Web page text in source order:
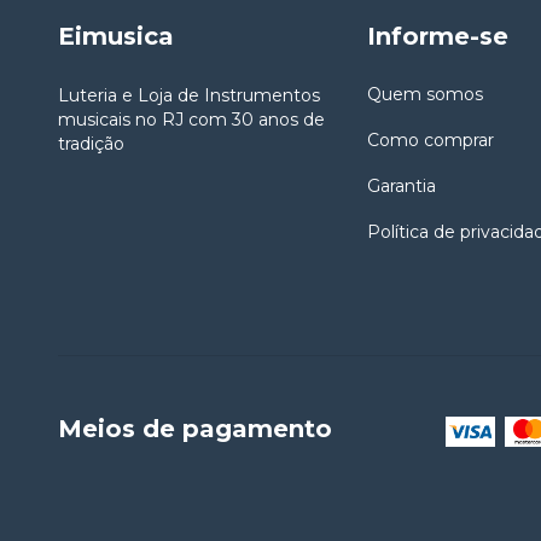
Eimusica
Luteria e Loja de Instrumentos
musicais no RJ com 30 anos de
tradição
Informe-se
Quem somos
Como comprar
Garantia
Política de
Meios de pagamento